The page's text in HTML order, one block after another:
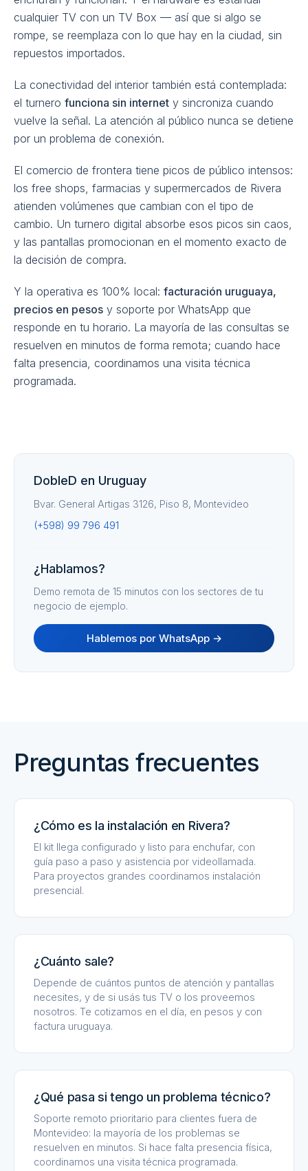
cualquier TV con un TV Box — así que si algo se
rompe, se reemplaza con lo que hay en la ciudad, sin
repuestos importados.
La conectividad del interior también está contemplada:
el turnero funciona sin internet y sincroniza cuando
vuelve la señal. La atención al público nunca se detiene
por un problema de conexión.
El comercio de frontera tiene picos de público intensos:
los free shops, farmacias y supermercados de Rivera
atienden volúmenes que cambian con el tipo de
cambio. Un turnero digital absorbe esos picos sin caos,
y las pantallas promocionan en el momento exacto de
la decisión de compra.
Y la operativa es 100% local: facturación uruguaya,
precios en pesos y soporte por WhatsApp que
responde en tu horario. La mayoría de las consultas se
resuelven en minutos de forma remota; cuando hace
falta presencia, coordinamos una visita técnica
programada.
DobleD en Uruguay
Bvar. General Artigas 3126, Piso 8, Montevideo
(+598) 99 796 491
¿Hablamos?
Demo remota de 15 minutos con los sectores de tu
negocio de ejemplo.
Hablemos por WhatsApp →
Preguntas frecuentes
¿Cómo es la instalación en Rivera?
El kit llega configurado y listo para enchufar, con
guía paso a paso y asistencia por videollamada.
Para proyectos grandes coordinamos instalación
presencial.
¿Cuánto sale?
Depende de cuántos puntos de atención y pantallas
necesites, y de si usás tus TV o los proveemos
nosotros. Te cotizamos en el día, en pesos y con
factura uruguaya.
¿Qué pasa si tengo un problema técnico?
Soporte remoto prioritario para clientes fuera de
Montevideo: la mayoría de los problemas se
resuelven en minutos. Si hace falta presencia física,
coordinamos una visita técnica programada.